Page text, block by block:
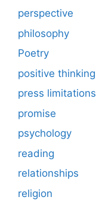
perspective
philosophy
Poetry
positive thinking
press limitations
promise
psychology
reading
relationships
religion